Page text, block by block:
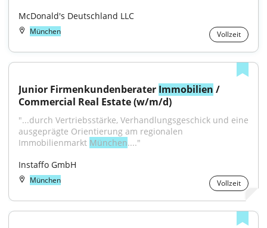
McDonald's Deutschland LLC
München Vollzeit
Junior Firmenkundenberater Immobilien /
Commercial Real Estate (w/m/d)
"...durch Vertriebsstärke, Verhandlungsgeschick und eine
ausgeprägte Orientierung am regionalen
Immobilienmarkt München...."
Instaffo GmbH
München Vollzeit